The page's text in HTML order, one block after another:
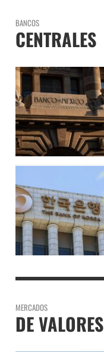
BANCOS
CENTRALES
MERCADOS
DE VALORES